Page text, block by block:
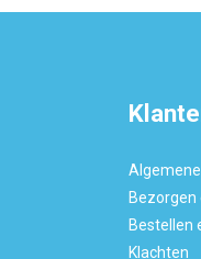
Bestellen
Klachten